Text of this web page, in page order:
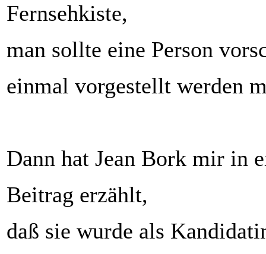
Fernsehkiste,
man sollte eine Person
einmal vorgestellt werden
Dann hat Jean Bork mir in
Beitrag erzählt,
daß sie wurde als